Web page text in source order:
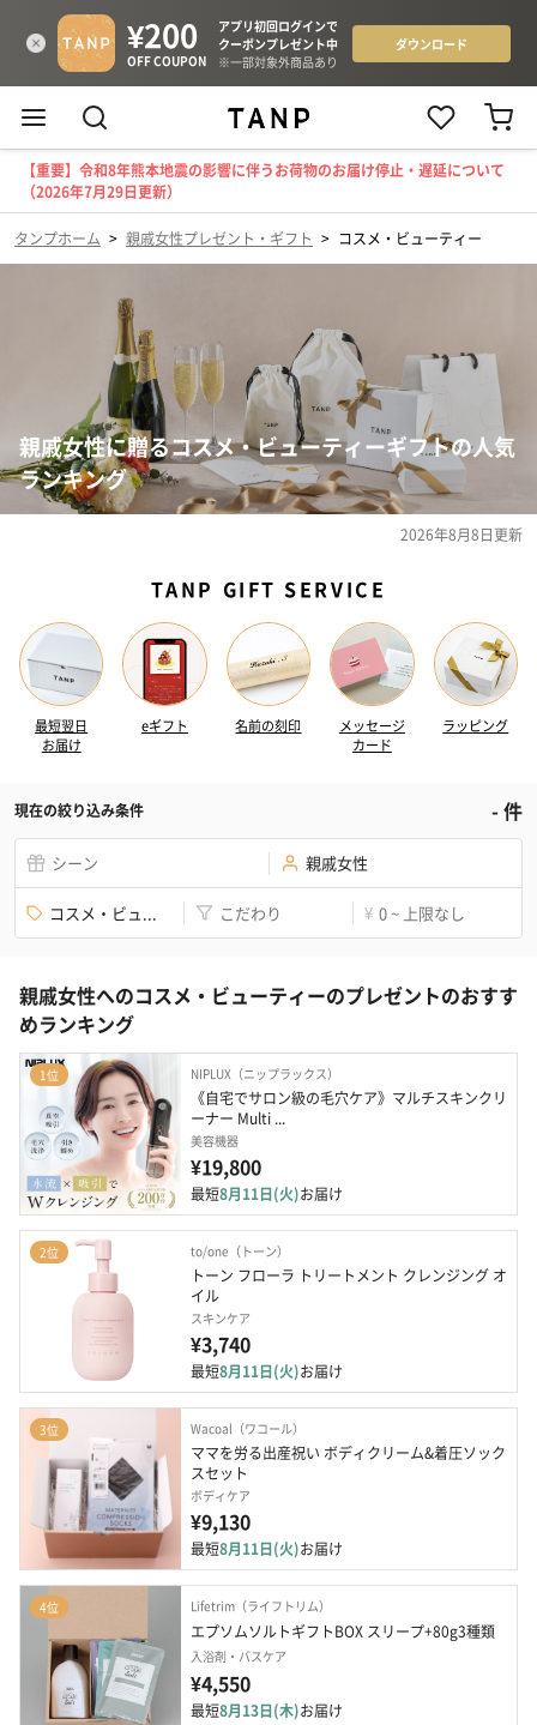
【重要】令和8年熊本地震の影響に伴うお荷物のお届け停止・遅延について
（2026年7月29日更新）
タンプホーム > 親戚女性プレゼント・ギフト > コスメ・ビューティー
親戚女性に贈るコスメ・ビューティーギフトの人気
ランキング
2026年8月8日更新
TANP GIFT SERVICE
最短翌日
お届け
eギフト 名前の刻印
メッセージ
カード
ラッピング
現在の絞り込み条件 -件
シーン 親戚女性
コスメ・ビュ... こだわり ¥ 0 ~ 上限なし
親戚女性へのコスメ・ビューティーのプレゼントのおすす
めランキング
1位 NIPLUX（ニップラックス）
《自宅でサロン級の毛穴ケア》マルチスキンクリ
ーナー Multi ...
美容機器
¥19,800
最短8月11日(火)お届け
2位 to/one（トーン）
トーン フローラ トリートメント クレンジング オ
イル
スキンケア
¥3,740
最短8月11日(火)お届け
3位 Wacoal（ワコール）
ママを労る出産祝い ボディクリーム&着圧ソック
スセット
ボディケア
¥9,130
最短8月11日(火)お届け
4位 Lifetrim（ライフトリム）
エプソムソルトギフトBOX スリープ+80g3種類
入浴剤・バスケア
¥4,550
最短8月13日(木)お届け